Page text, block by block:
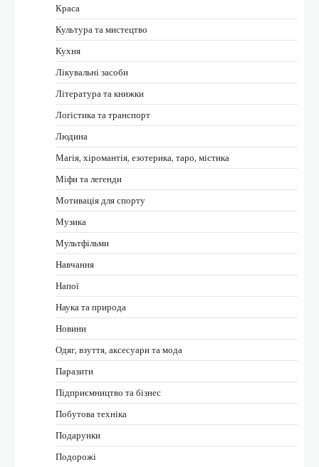
Краса
Культура та мистецтво
Кухня
Лікувальні засоби
Література та книжки
Логістика та транспорт
Людина
Магія, хіромантія, езотерика, таро, містика
Міфи та легенди
Мотивація для спорту
Музика
Мультфільми
Навчання
Напої
Наука та природа
Новини
Одяг, взуття, аксесуари та мода
Паразити
Підприємництво та бізнес
Побутова техніка
Подарунки
Подорожі